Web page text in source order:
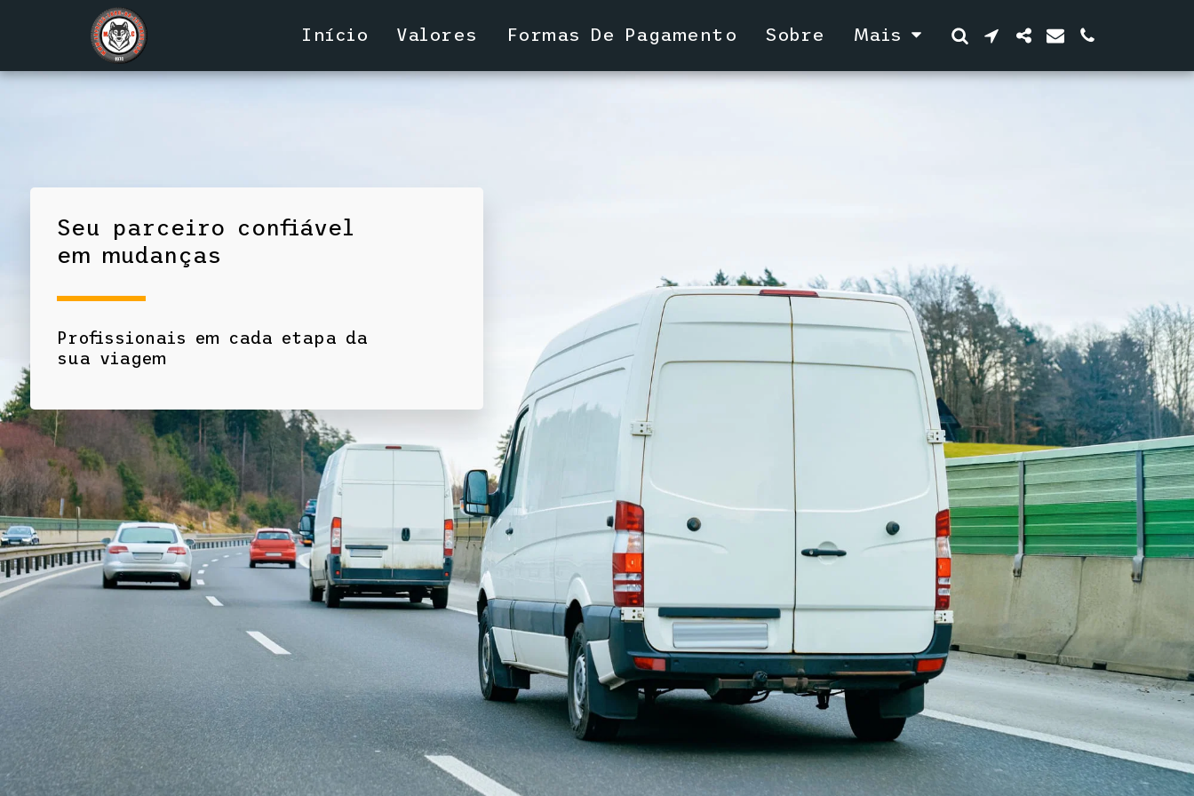
Início Valores Formas De Pagamento Sobre Mais
Seu parceiro confiável
em mudanças
Profissionais em cada etapa da
sua viagem